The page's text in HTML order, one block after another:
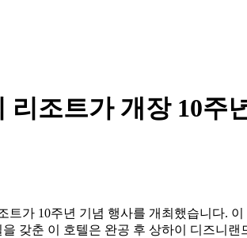
리조트가 개장 10주
트가 10주년 기념 행사를 개최했습니다.
갖춘 이 호텔은 완공 후 상하이 디즈니